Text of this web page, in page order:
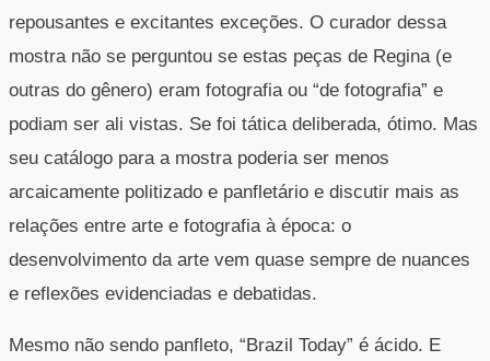
repousantes e excitantes exceções. O curador dessa
mostra não se perguntou se estas peças de Regina (e
outras do gênero) eram fotografia ou “de fotografia” e
podiam ser ali vistas. Se foi tática deliberada, ótimo. Mas
seu catálogo para a mostra poderia ser menos
arcaicamente politizado e panfletário e discutir mais as
relações entre arte e fotografia à época: o
desenvolvimento da arte vem quase sempre de nuances
e reflexões evidenciadas e debatidas.
Mesmo não sendo panfleto, “Brazil Today” é ácido. E